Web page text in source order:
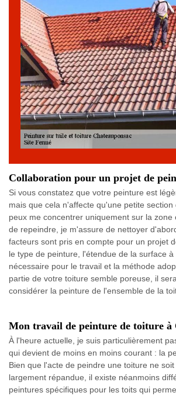
Collaboration pour un projet de
Si vous constatez que votre peinture est
mais que cela n'affecte qu'une petite section
peux me concentrer uniquement sur la zone
de repeindre, je m'assure de nettoyer
facteurs sont pris en compte pour un projet
le type de peinture, l'étendue de la surface
nécessaire pour le travail et la méthode
partie de votre toiture semble poreuse, il
considérer la peinture de l'ensemble de la
Mon travail de peinture de toiture à
À l'heure actuelle, je suis particulièrement
qui devient de moins en moins courant : la
Bien que l'acte de peindre une toiture ne
largement répandue, il existe néanmoins
peintures spécifiques pour les toits qui